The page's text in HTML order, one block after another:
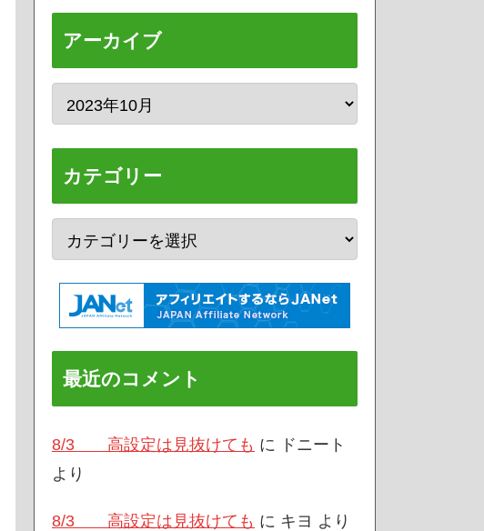
アーカイブ
カテゴリー
最近のコメント
8/3 高設定は見抜けても に
ドニート
より
8/3 高設定は見抜けても に キヨ より